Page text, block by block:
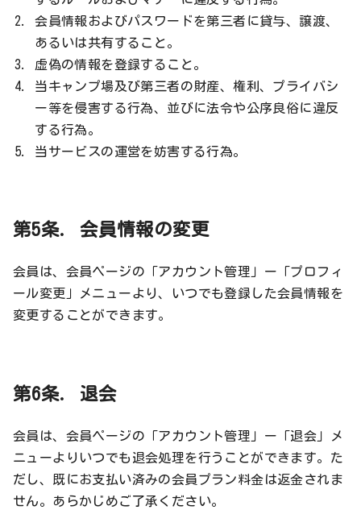
会員情報およびパスワードを第三者に貸与、譲渡、
あるいは共有すること。
虚偽の情報を登録すること。
当キャンプ場及び第三者の財産、権利、プライバシ
ー等を侵害する行為、並びに法令や公序良俗に違反
する行為。
当サービスの運営を妨害する行為。
第5条. 会員情報の変更
会員は、会員ページの「アカウント管理」ー「プロフィ
ール変更」メニューより、いつでも登録した会員情報を
変更することができます。
第6条. 退会
会員は、会員ページの「アカウント管理」ー「退会」メ
ニューよりいつでも退会処理を行うことができます。た
だし、既にお支払い済みの会員プラン料金は返金されま
せん。あらかじめご了承ください。